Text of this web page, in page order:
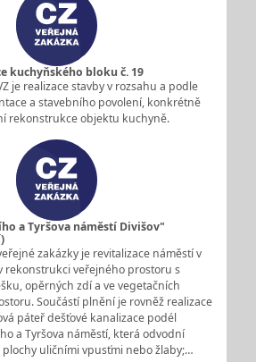
kuchyňského bloku č. 19
je realizace stavby v rozsahu a podle
a stavebního povolení, konkrétně
rekonstrukce objektu kuchyně.
a Tyršova náměstí Divišov"
zakázky je revitalizace náměstí v
rekonstrukci veřejného prostoru s
opěrných zdí a ve vegetačních
Součástí plnění je rovněž realizace
páteř dešťové kanalizace podél
a Tyršova náměstí, která odvodní
uličními vpusťmi nebo žlaby;…